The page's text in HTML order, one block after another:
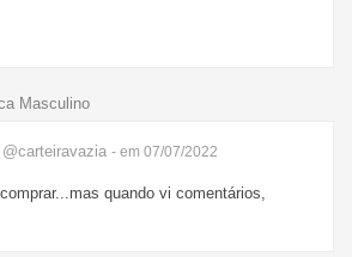
Masculino
@carteiravazia - em 07/07/2022
quando vi comentários,